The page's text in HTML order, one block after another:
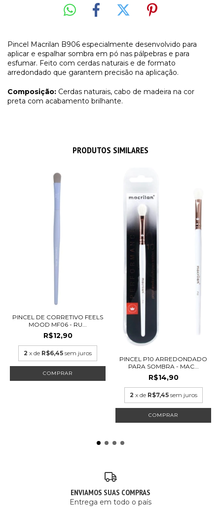
Pincel Macrilan B906 especialmente desenvolvido para
aplicar e espalhar sombra em pó nas pálpebras e para
esfumar. Feito com cerdas naturais e de formato
arredondado que garantem precisão na aplicação.
Composição: Cerdas naturais, cabo de madeira na cor
preta com acabamento brilhante.
PRODUTOS SIMILARES
PINCEL DE CORRETIVO FEELS
MOOD MF06 - RU...
R$12,90
2 x de R$6,45 sem juros
PINCEL P10 ARREDONDADO
PARA SOMBRA - MAC...
R$14,90
2 x de R$7,45 sem juros
ENVIAMOS SUAS COMPRAS
Entrega em todo o país